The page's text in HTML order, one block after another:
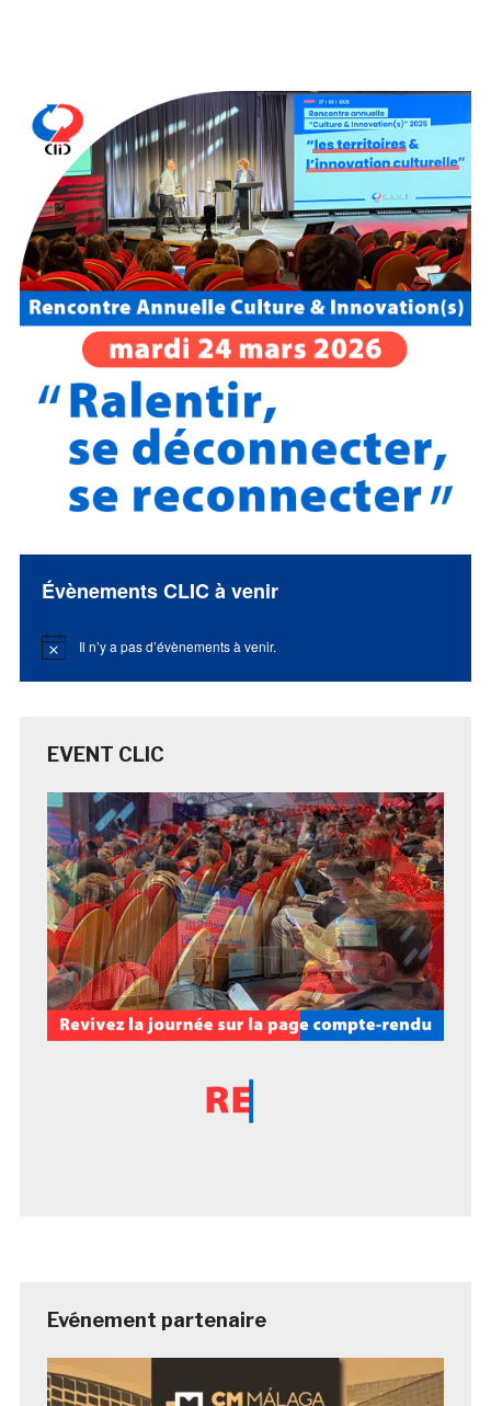
Évènements CLIC à venir
Notice Il n’y a pas d’évènements à venir.
EVENT CLIC
Evénement partenaire